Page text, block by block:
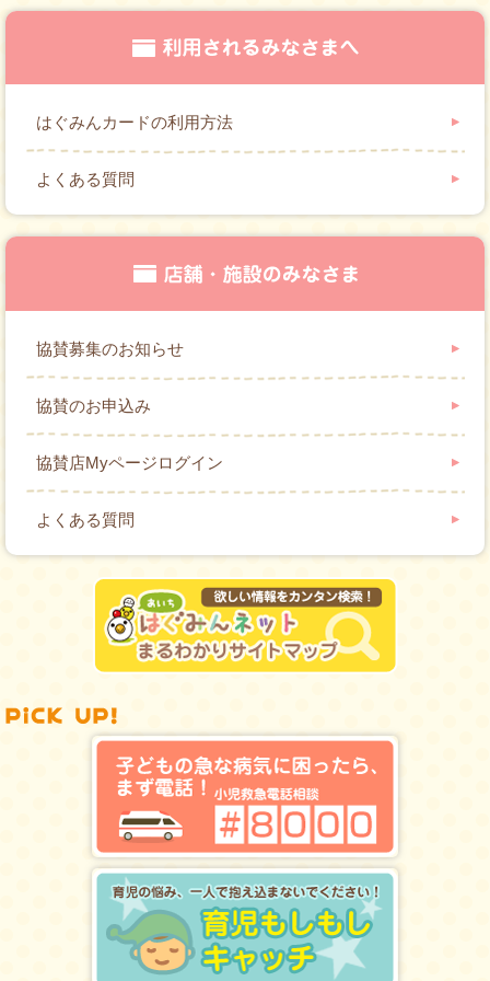
はぐみんカードの利用方法
よくある質問
協賛募集のお知らせ
協賛のお申込み
協賛店Myページログイン
よくある質問